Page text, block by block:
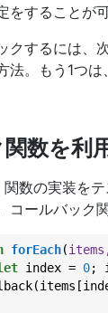
をすることが
クするには、
法。もう1つは、
数を利
関数の実装を
コールバック
forEach(
index = 0;